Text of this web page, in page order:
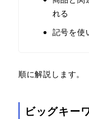
れる
記号を使
順に解説します。
ビッグキー